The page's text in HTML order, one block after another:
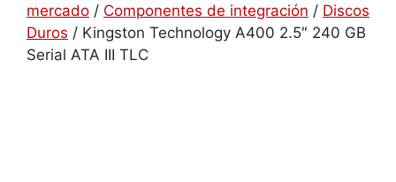
mercado / Componentes de integración / Discos
Duros / Kingston Technology A400 2.5″ 240 GB
Serial ATA III TLC